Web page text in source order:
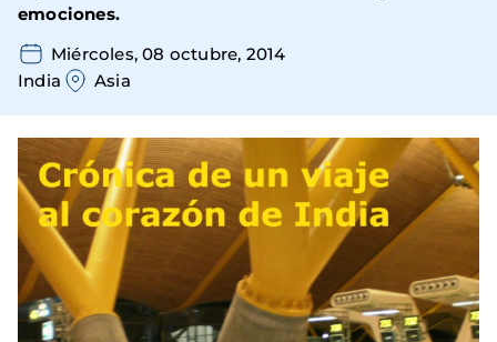
emociones.
Miércoles, 08 octubre, 2014
India
Asia